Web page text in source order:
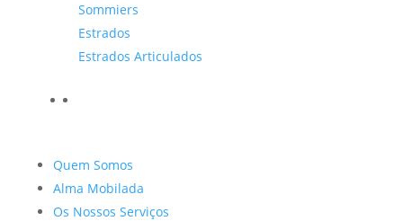
Sommiers
Estrados
Estrados Articulados
Quem Somos
Alma Mobilada
Os Nossos Serviços